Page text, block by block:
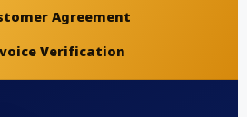
Agreement
Verification